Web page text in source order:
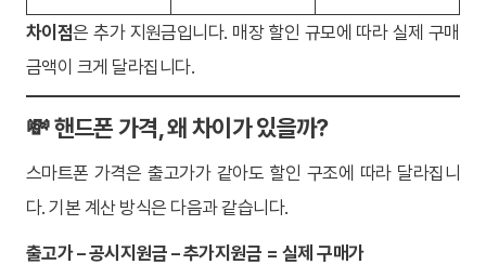
차이점은 추가 지원금입니다. 매장 할인 규모에 따라 실제 구매
금액이 크게 달라집니다.
💸 핸드폰 가격, 왜 차이가 있을까?
스마트폰 가격은 출고가가 같아도 할인 구조에 따라 달라집니
다. 기본 계산 방식은 다음과 같습니다.
출고가 – 공시지원금 – 추가지원금 = 실제 구매가